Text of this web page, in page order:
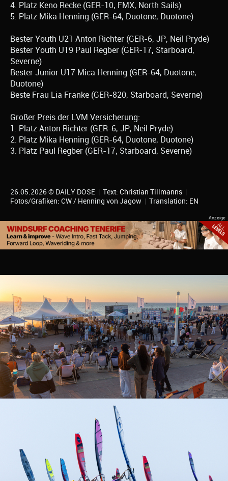
4. Platz Keno Recke (GER-10, FMX, North Sails)
5. Platz Mika Henning (GER-64, Duotone, Duotone)
Bester Youth U21 Anton Richter (GER-6, JP, Neil Pryde)
Bester Youth U19 Paul Regber (GER-17, Starboard,
Severne)
Bester Junior U17 Mica Henning (GER-64, Duotone,
Duotone)
Beste Frau Lia Franke (GER-820, Starboard, Severne)
Großer Preis der LVM Versicherung:
1. Platz Anton Richter (GER-6, JP, Neil Pryde)
2. Platz Mika Henning (GER-64, Duotone, Duotone)
3. Platz Paul Regber (GER-17, Starboard, Severne)
26.05.2026 © DAILY DOSE | Text: Christian Tillmanns |
Fotos/Grafiken: CW / Henning von Jagow | Translation: EN